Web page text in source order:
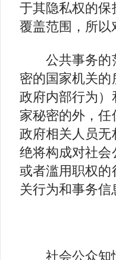
于其隐私权的
覆盖范围，所以
公共事务的范
密的国家机关
政府内部行为
家秘密的外，
政府相关人员
绝将构成对社
或者滥用职权
关行为和事务信
社会公众知